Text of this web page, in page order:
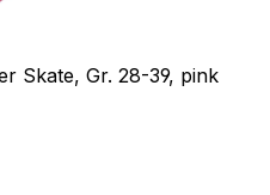
Skate, Gr. 28-39, pink